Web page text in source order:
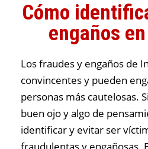
Cómo
engaños
Los fraudes y engaños de
convincentes y pueden
personas más cautelosas.
buen ojo y algo de
identificar y evitar ser